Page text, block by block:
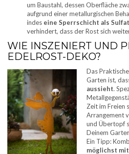
um Baustahl, dessen Oberfläche
aufgrund einer metallurgischen
indes eine Sperrschicht als
verhindert, dass der Rost sich
WIE INSZENIERT UND
EDELROST-DEKO?
Das
Garten ist,
aussieht.
Zeit im Freien
Arrangement
und Übertopf
Deinem
Ein Tipp:
möglichst